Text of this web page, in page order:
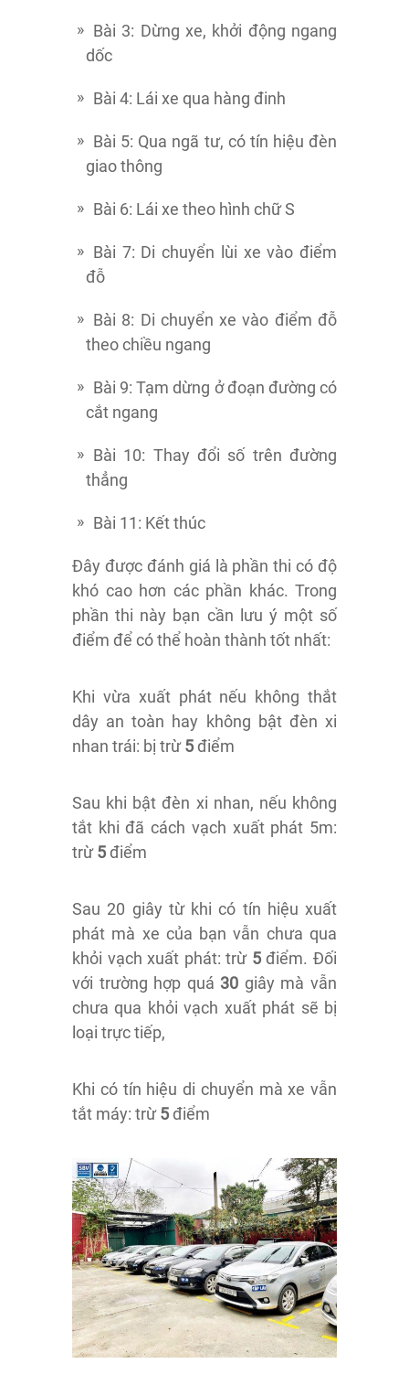
Bài 3: Dừng xe, khởi động ngang
dốc
Bài 4: Lái xe qua hàng đinh
Bài 5: Qua ngã tư, có tín hiệu đèn
giao thông
Bài 6: Lái xe theo hình chữ S
Bài 7: Di chuyển lùi xe vào điểm
đỗ
Bài 8: Di chuyển xe vào điểm đỗ
theo chiều ngang
Bài 9: Tạm dừng ở đoạn đường có
cắt ngang
Bài 10: Thay đổi số trên đường
thẳng
Bài 11: Kết thúc
Đây được đánh giá là phần thi có độ
khó cao hơn các phần khác. Trong
phần thi này bạn cần lưu ý một số
điểm để có thể hoàn thành tốt nhất:
Khi vừa xuất phát nếu không thắt
dây an toàn hay không bật đèn xi
nhan trái: bị trừ5 điểm
Sau khi bật đèn xi nhan, nếu không
tắt khi đã cách vạch xuất phát 5m:
trừ5 điểm
Sau 20 giây từ khi có tín hiệu xuất
phát mà xe của bạn vẫn chưa qua
khỏi vạch xuất phát: trừ5điểm. Đối
với trường hợp quá 30 giây mà vẫn
chưa qua khỏi vạch xuất phát sẽ bị
loại trực tiếp,
Khi có tín hiệu di chuyển mà xe vẫn
tắt máy: trừ5 điểm